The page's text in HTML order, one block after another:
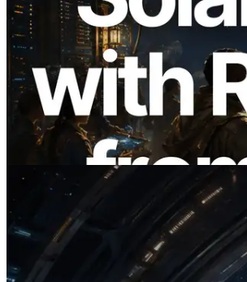
2026.08.05
ERPC expande a Solana
com medição de ping a
globais — Validators
também lançada